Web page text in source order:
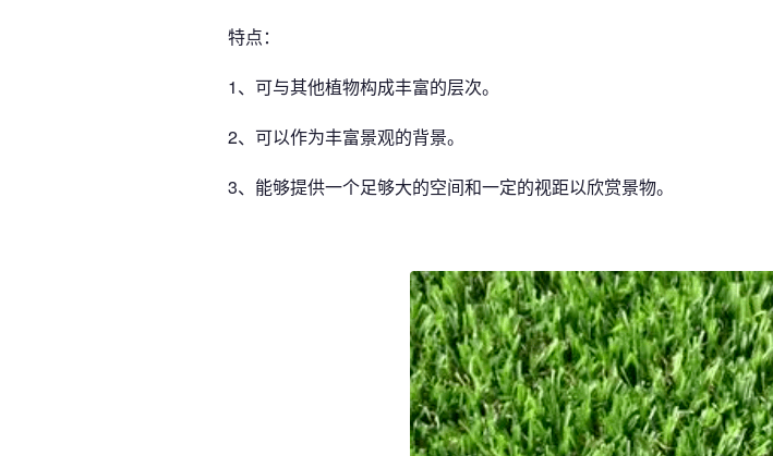
特点：
1、可与其他植物构成丰富的层次。
2、可以作为丰富景观的背景。
3、能够提供一个足够大的空间和一定的视距以欣赏景物。